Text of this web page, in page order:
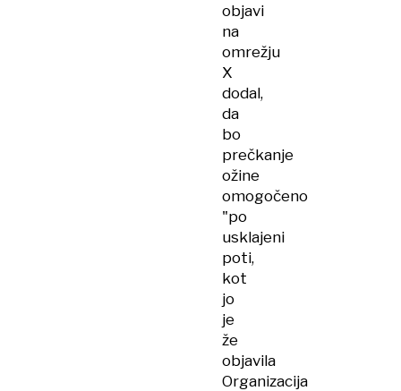
objavi
na
omrežju
X
dodal,
da
bo
prečkanje
ožine
omogočeno
"po
usklajeni
poti,
kot
jo
je
že
objavila
Organizacija